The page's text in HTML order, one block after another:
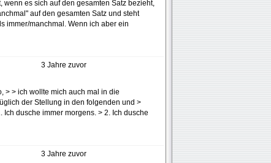
es sich auf den gesamten Satz bezieht,
auf den gesamten Satz und steht
immer/manchmal. Wenn ich aber ein
3 Jahre zuvor
> > ich wollte mich auch mal in die
der Stellung in den folgenden und >
dusche immer morgens. > 2. Ich dusche
3 Jahre zuvor